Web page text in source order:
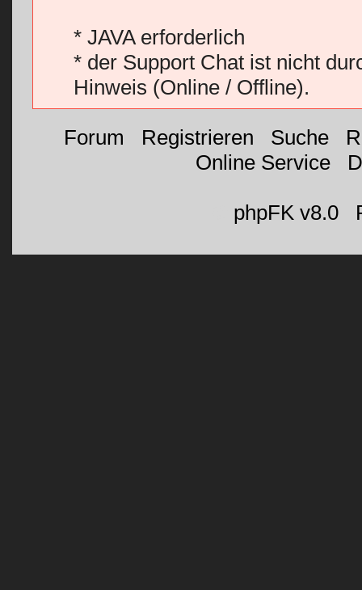
* JAVA erforderlich
* der Support Chat ist nicht
Hinweis (Online / Offline).
Forum Registrieren Suche|
Online Service|
phpFK v8.0